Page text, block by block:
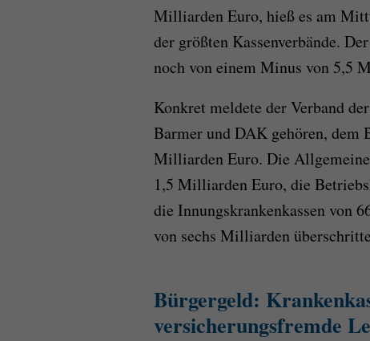
Milliarden Euro, hieß es am
der größten Kassenverbände.
noch von einem Minus von 5,5
Konkret meldete der Verband
Barmer und DAK gehören,
Milliarden Euro. Die
1,5 Milliarden Euro, die
die Innungskrankenkassen von
von sechs Milliarden
Bürgergeld:
versicherungsfremde